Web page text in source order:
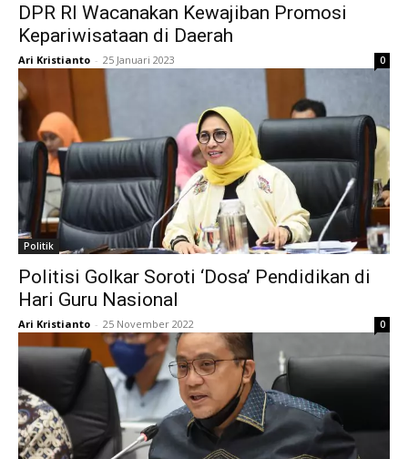
DPR RI Wacanakan Kewajiban Promosi
Kepariwisataan di Daerah
Ari Kristianto - 25 Januari 2023 0
Politik
Politisi Golkar Soroti ‘Dosa’ Pendidikan di
Hari Guru Nasional
Ari Kristianto - 25 November 2022 0